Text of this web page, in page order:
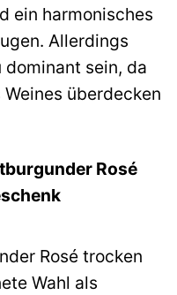
ein harmonisches
Allerdings
sein, da
überdecken
Rosé
Rosé trocken
Wahl als